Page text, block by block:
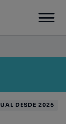
DESDE 2025